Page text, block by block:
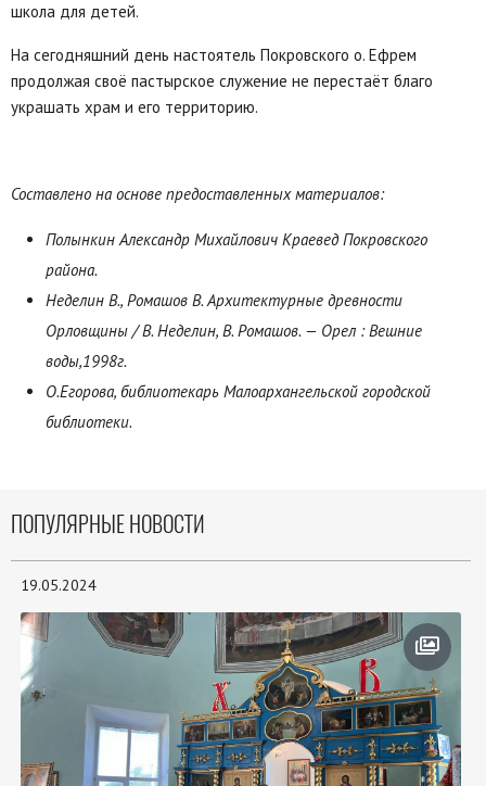
школа для детей.
На сегодняшний день настоятель Покровского о. Ефрем
продолжая своё пастырское служение не перестаёт благо
украшать храм и его территорию.
Составлено на основе предоставленных материалов:
Полынкин Александр Михайлович Краевед Покровского
района.
Неделин В., Ромашов В. Архитектурные древности
Орловщины / В. Неделин, В. Ромашов. — Орел : Вешние
воды,1998г.
О.Егорова, библиотекарь Малоархангельской городской
библиотеки.
ПОПУЛЯРНЫЕ НОВОСТИ
19.05.2024